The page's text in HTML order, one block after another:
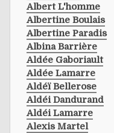
Albert L'homme
Albertine Boulais
Albertine Paradis
Albina Barrière
Aldée Gaboriault
Aldée Lamarre
Aldéï Bellerose
Aldéi Dandurand
Aldéi Lamarre
Alexis Martel